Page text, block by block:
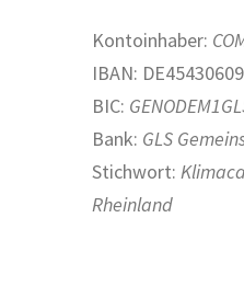
Kontoinhaber:
IBAN:
BIC:
Bank: GLS
Stichwort:
Rheinland